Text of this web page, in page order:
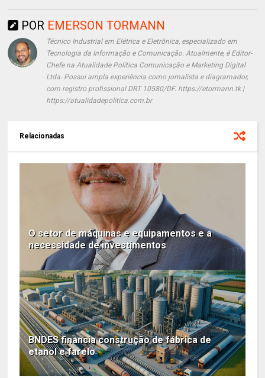
POR EMERSON TORMANN
Técnico Industrial em Elétrica e Eletrônica, especializado em
Tecnologia da Informação e Comunicação. Atualmente, é Editor-
Chefe na Atualidade Política Comunicação e Marketing Digital
Ltda. Possui ampla experiência como jornalista e diagramador,
com registro profissional DRT 10580/DF. https://etormann.tk |
https://atualidadepolitica.com.br
Relacionadas
O setor de máquinas e equipamentos e a
necessidade de investimentos
BNDES financia construção de fábrica de
etanol e farelo